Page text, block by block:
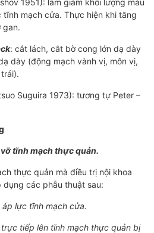
1951): làm giảm khối lượng máu
mạch cửa. Thực hiện khi tăng
gan.
: cắt lách, cắt bờ cong lớn dạ dày
dày (động mạch vành vị, môn vị,
Suguira 1973): tương tự Peter –
tĩnh mạch thực quản.
thực quản mà điều trị nội khoa
các phẫu thuật sau:
lực tĩnh mạch cửa.
tiếp lên tĩnh mạch thực quản bị